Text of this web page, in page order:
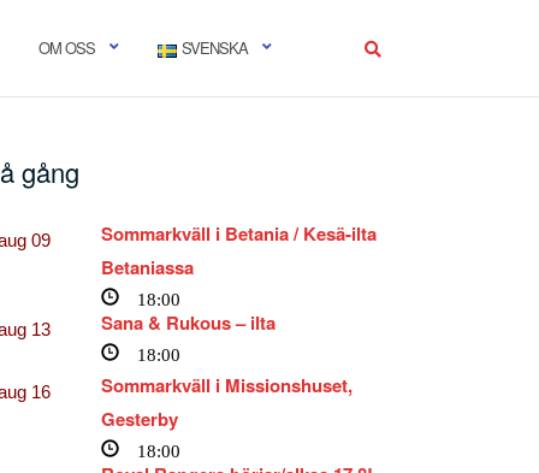
OM OSS SVENSKA
gång
09
Sommarkväll i Betania / Kesä-ilta
Betaniassa
18:00
13 Sana & Rukous – ilta
18:00
16
Sommarkväll i Missionshuset,
Gesterby
18:00